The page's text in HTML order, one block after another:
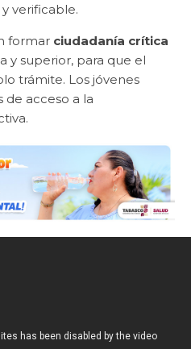
verificable.
formar ciudadanía crítica
y superior, para que el
trámite. Los jóvenes
de acceso a la